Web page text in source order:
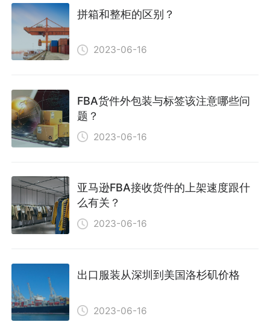
拼箱和整柜的区别？
2023-06-16
FBA货件外包装与标签该注意哪些问
题？
2023-06-16
亚马逊FBA接收货件的上架速度跟什
么有关？
2023-06-16
出口服装从深圳到美国洛杉矶价格
2023-06-16